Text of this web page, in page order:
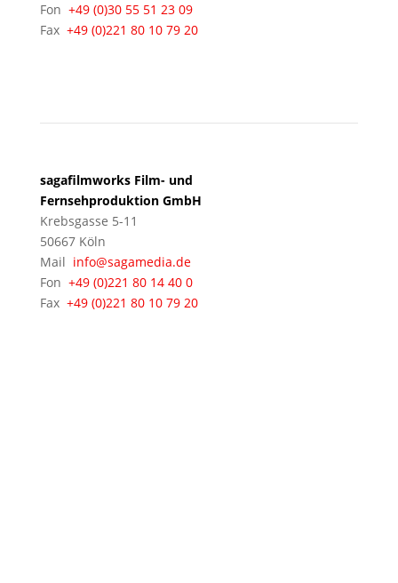
Fon +49 (0)30 55 51 23 09
Fax +49 (0)221 80 10 79 20
sagafilmworks Film- und
Fernsehproduktion GmbH
Krebsgasse 5-11
50667 Köln
Mail info@sagamedia.de
Fon +49 (0)221 80 14 40 0
Fax +49 (0)221 80 10 79 20